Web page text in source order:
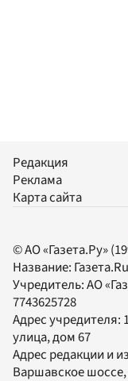
Редакция
Реклама
Карта сайта
© АО «Газета.Ру»
Название: Газета.Ru
Учредитель:АО
7743625728
Адрес учредителя:
улица, дом 67
Адрес редакции и
Варшавское шоссе,